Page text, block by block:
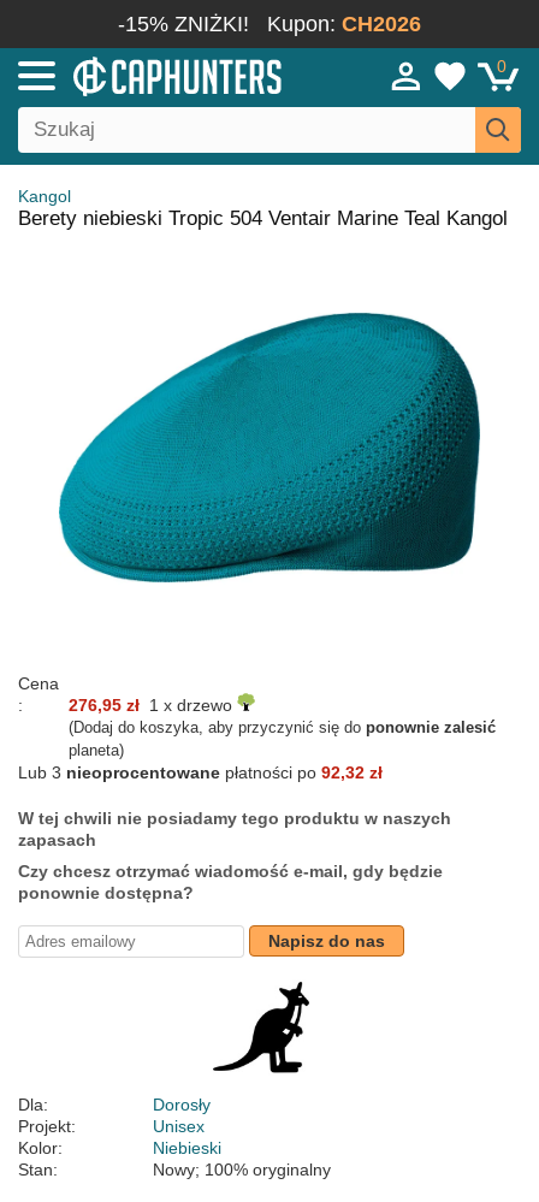
-15% ZNIŻKI! Kupon: CH2026
0
Kangol
Berety niebieski Tropic 504 Ventair Marine Teal Kangol
Cena
:
276,95 zł 1 x drzewo
(Dodaj do koszyka, aby przyczynić się do ponownie zalesić
planeta)
Lub 3 nieoprocentowane płatności po 92,32 zł
W tej chwili nie posiadamy tego produktu w naszych
zapasach
Czy chcesz otrzymać wiadomość e-mail, gdy będzie
ponownie dostępna?
Napisz do nas
Dla:
Dorosły
Projekt:
Unisex
Kolor:
Niebieski
Stan:
Nowy; 100% oryginalny